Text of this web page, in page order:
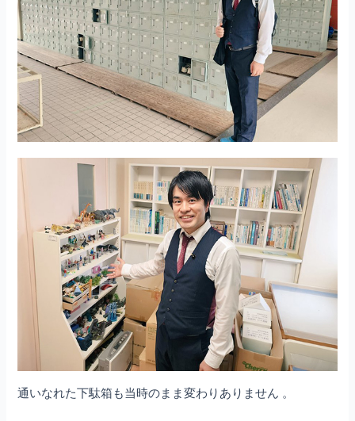
通いなれた下駄箱も当時のまま変わりありません 。